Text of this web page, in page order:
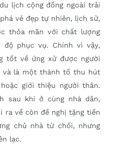
lịch cộng đồng ngoài trải
vẻ đẹp tự nhiên, lịch sử,
thỏa mãn với chất lượng
phục vụ. Chính vì vậy,
tốt về ứng xử được người
và là một thành tố thu hút
giới thiệu người thân.
sau khi ở cùng nhà dân,
ra về còn đề nghị tặng tiền
chủ nhà từ chối, nhưng
lạc.